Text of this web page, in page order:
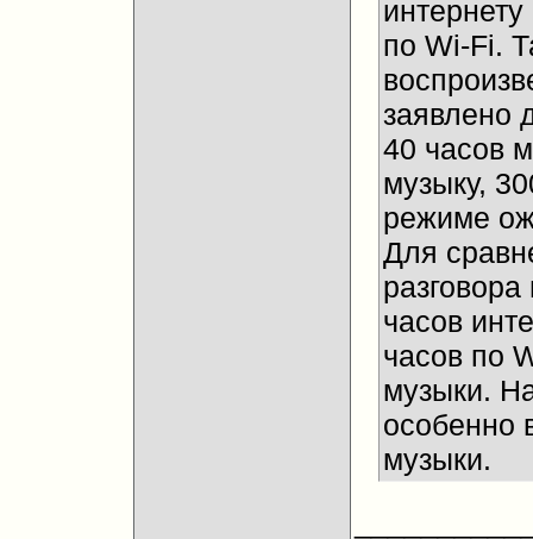
по Wi-Fi.
заявлено
40 часов
музыку,
режиме
Для
часов
часов по
музыки.
особенно
музыки.